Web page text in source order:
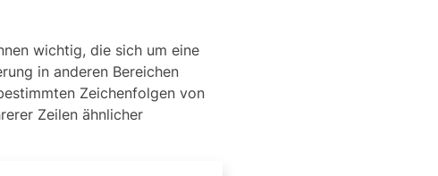
wichtig, die sich um eine
in anderen Bereichen
Zeichenfolgen von
Zeilen ähnlicher